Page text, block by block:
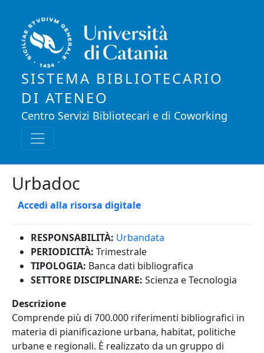
SISTEMA BIBLIOTECARIO
DI ATENEO
Centro Servizi Bibliotecari e di Coworking
Urbadoc
Accedi alla risorsa digitale
RESPONSABILITÀ: Urbandata
PERIODICITÀ: Trimestrale
TIPOLOGIA: Banca dati bibliografica
SETTORE DISCIPLINARE: Scienza e Tecnologia
Descrizione
Comprende più di 700.000 riferimenti bibliografici in
materia di pianificazione urbana, habitat, politiche
urbane e regionali. È realizzato da un gruppo di